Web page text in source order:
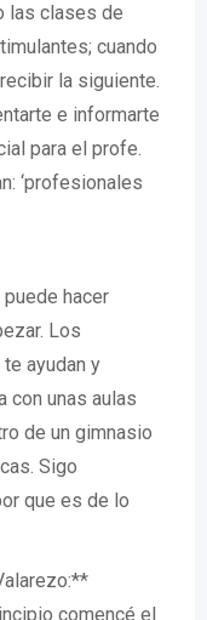
las clases de
cuando
la siguiente.
e informarte
para el profe.
‘profesionales
hacer
Los
ayudan y
con unas aulas
de un gimnasio
Sigo
que es de lo
comencé el